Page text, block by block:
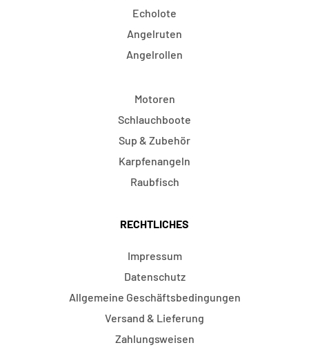
Echolote
Angelruten
Angelrollen
Motoren
Schlauchboote
Sup & Zubehör
Karpfenangeln
Raubfisch
RECHTLICHES
Impressum
Datenschutz
Allgemeine Geschäftsbedingungen
Versand & Lieferung
Zahlungsweisen